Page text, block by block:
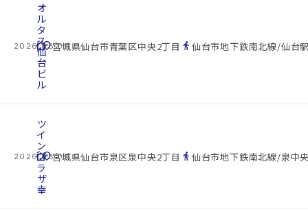
2026.08.07
cottage
オ
ル
タ
ス
仙
台
ビ
ル
location_on宮城県仙台市青葉区中央2丁目 directions_walk 仙台市地下鉄南北線/仙台
2026.08.07
cottage
ツ
イ
ン
プ
ラ
ザ
幸
location_on宮城県仙台市泉区泉中央2丁目 directions_walk 仙台市地下鉄南北線/泉中